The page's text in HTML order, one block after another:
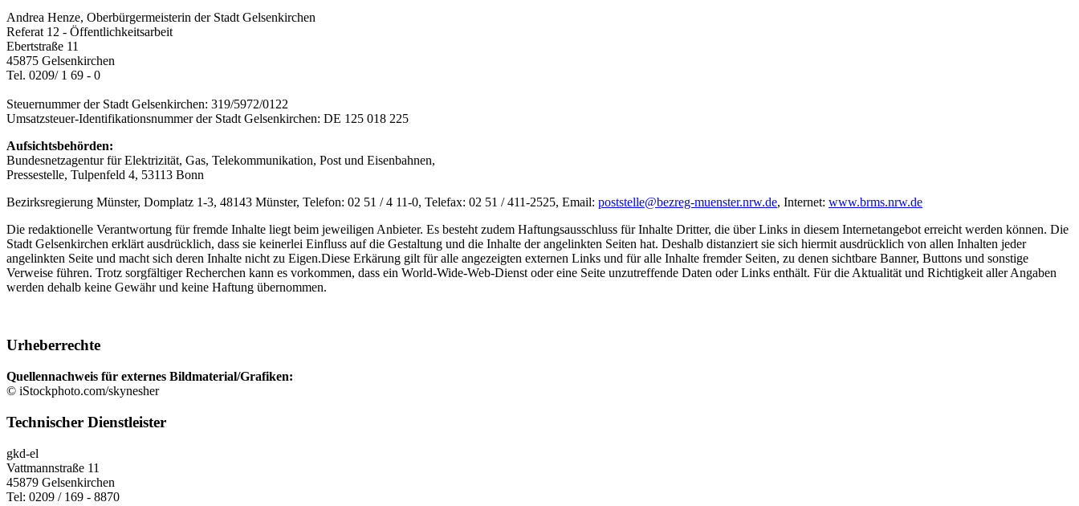
Andrea Henze, Oberbürgermeisterin der Stadt Gelsenkirchen
Referat 12 - Öffentlichkeitsarbeit
Ebertstraße 11
45875 Gelsenkirchen
Tel. 0209/ 1 69 - 0
Steuernummer der Stadt Gelsenkirchen: 319/5972/0122
Umsatzsteuer-Identifikationsnummer der Stadt Gelsenkirchen: DE 125 018 225
Aufsichtsbehörden:
Bundesnetzagentur für Elektrizität, Gas, Telekommunikation, Post und Eisenbahnen,
Pressestelle, Tulpenfeld 4, 53113 Bonn
Bezirksregierung Münster, Domplatz 1-3, 48143 Münster, Telefon: 02 51 / 4 11-0, Telefax: 02 51 / 411-2525, Email: poststelle@bezreg-muenster.nrw.de, Internet: www.brms.nrw.de
Die redaktionelle Verantwortung für fremde Inhalte liegt beim jeweiligen Anbieter. Es besteht zudem Haftungsausschluss für Inhalte Dritter, die über Links in diesem Internetangebot erreicht werden können. Die
Stadt Gelsenkirchen erklärt ausdrücklich, dass sie keinerlei Einfluss auf die Gestaltung und die Inhalte der angelinkten Seiten hat. Deshalb distanziert sie sich hiermit ausdrücklich von allen Inhalten jeder
angelinkten Seite und macht sich deren Inhalte nicht zu Eigen.Diese Erkärung gilt für alle angezeigten externen Links und für alle Inhalte fremder Seiten, zu denen sichtbare Banner, Buttons und sonstige
Verweise führen. Trotz sorgfältiger Recherchen kann es vorkommen, dass ein World-Wide-Web-Dienst oder eine Seite unzutreffende Daten oder Links enthält. Für die Aktualität und Richtigkeit aller Angaben
werden dehalb keine Gewähr und keine Haftung übernommen.
Urheberrechte
Quellennachweis für externes Bildmaterial/Grafiken:
© iStockphoto.com/skynesher
Technischer Dienstleister
gkd-el
Vattmannstraße 11
45879 Gelsenkirchen
Tel: 0209 / 169 - 8870